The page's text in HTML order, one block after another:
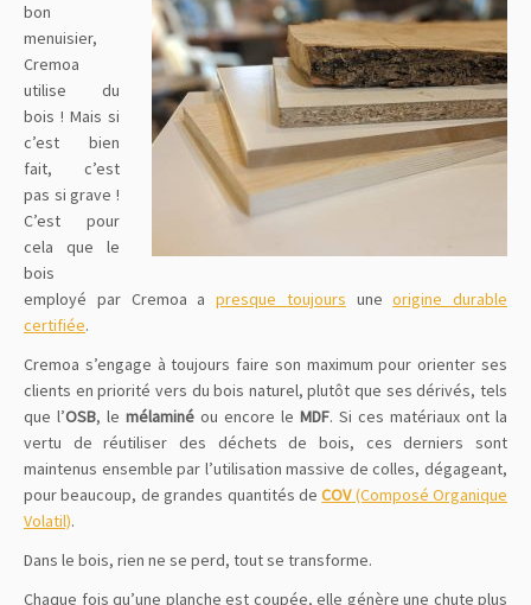
bon
menuisier,
Cremoa
utilise du
bois ! Mais si
c’est bien
fait, c’est
pas si grave !
C’est pour
cela que le
bois
employé par Cremoa a presque toujours uneorigine durable
certifiée.
Cremoa s’engage à toujours faire son maximum pour orienter ses
clients en priorité vers du bois naturel, plutôt que ses dérivés, tels
que l’OSB, le mélaminé ou encore le MDF. Si ces matériaux ont la
vertu de réutiliser des déchets de bois, ces derniers sont
maintenus ensemble par l’utilisation massive de colles, dégageant,
pour beaucoup, de grandes quantités deCOV(Composé Organique
Volatil).
Dans le bois, rien ne se perd, tout se transforme.
Chaque fois qu’une planche est coupée, elle génère une chute plus